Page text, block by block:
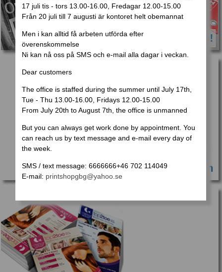
Banderoll klar på dagen!
Roll-up på dagen
17 juli tis - tors 13.00-16.00, Fredagar 12.00-15.00
Från 20 juli till 7 augusti är kontoret helt obemannat
Men i kan alltid få arbeten utförda efter
överenskommelse
Ni kan nå oss på SMS oche-mail alla dagar i veckan.
Dear customers
The office is staffed during the summer until July 17th,
Tue - Thu 13.00-16.00, Fridays 12.00-15.00
From July 20th to August 7th,the office is unmanned
But you can always get work done by appointment . You
can reach us by text message and e-mail every day of
the week.
SMS / text message: 6666666+46 702 114049
E-mail: printshopgbg@yahoo.se